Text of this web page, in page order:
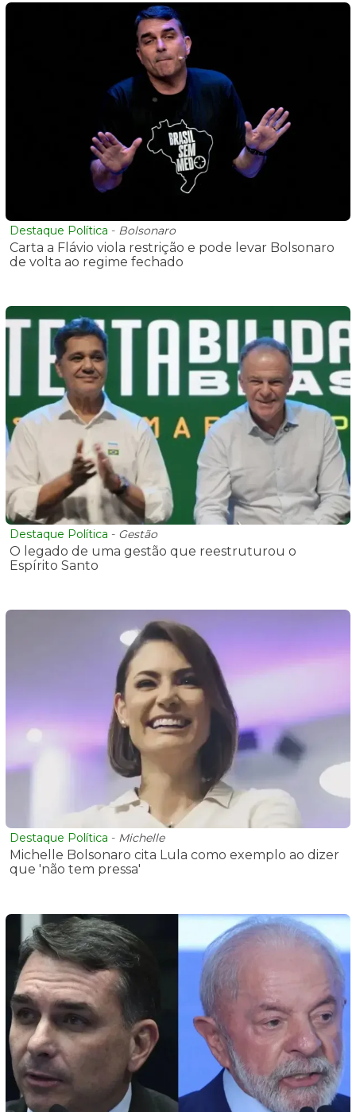
Destaque Política - Bolsonaro
Carta a Flávio viola restrição e pode levar Bolsonaro
de volta ao regime fechado
Destaque Política - Gestão
O legado de uma gestão que reestruturou o
Espírito Santo
Destaque Política - Michelle
Michelle Bolsonaro cita Lula como exemplo ao dizer
que 'não tem pressa'